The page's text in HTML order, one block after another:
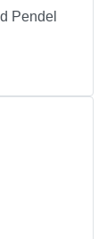
Pendel